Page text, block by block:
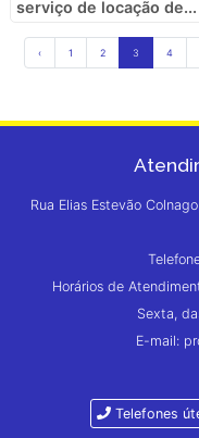
serviço de locação de...
‹ 1 2 3 4
Rua Elias Estevão
Horários de
Sexta,
E-mail:
Telefones